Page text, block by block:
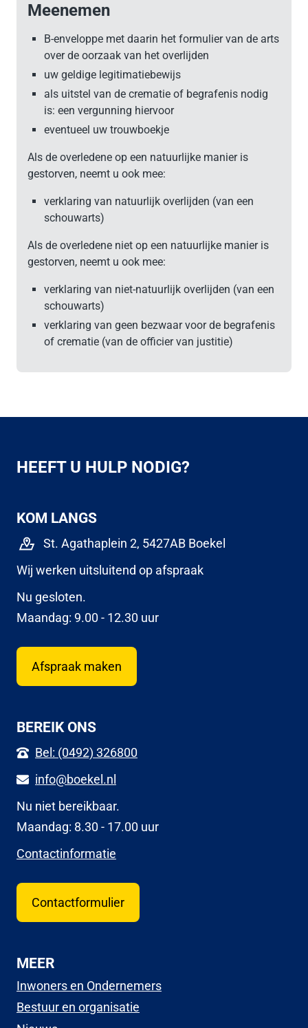
Meenemen
B-enveloppe met daarin het formulier van de arts
over de oorzaak van het overlijden
uw geldige legitimatiebewijs
als uitstel van de crematie of begrafenis nodig
is: een vergunning hiervoor
eventueel uw trouwboekje
Als de overledene op een natuurlijke manier is
gestorven, neemt u ook mee:
verklaring van natuurlijk overlijden (van een
schouwarts)
Als de overledene niet op een natuurlijke manier is
gestorven, neemt u ook mee:
verklaring van niet-natuurlijk overlijden (van een
schouwarts)
verklaring van geen bezwaar voor de begrafenis
of crematie (van de officier van justitie)
HEEFT U HULP NODIG?
KOM LANGS
St. Agathaplein 2, 5427AB Boekel
Wij werken uitsluitend op afspraak
Nu gesloten.
Maandag: 9.00 - 12.30 uur
Afspraak maken
BEREIK ONS
Bel: (0492) 326800
info@boekel.nl
Nu niet bereikbaar.
Maandag: 8.30 - 17.00 uur
Contactinformatie
Contactformulier
MEER
Inwoners en Ondernemers
Bestuur en organisatie